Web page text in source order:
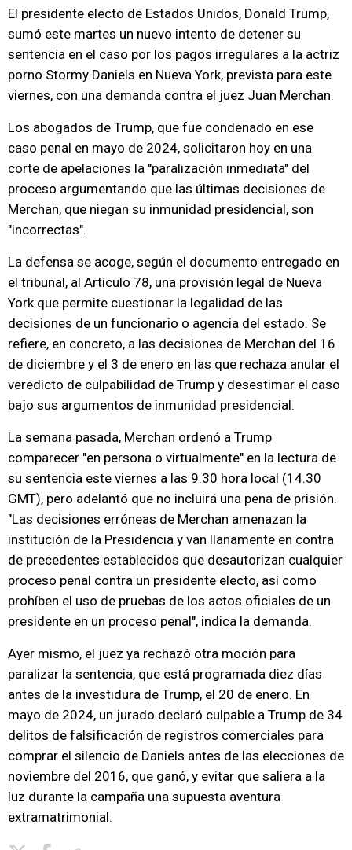
El presidente electo de Estados Unidos, Donald Trump,
sumó este martes un nuevo intento de detener su
sentencia en el caso por los pagos irregulares a la actriz
porno Stormy Daniels en Nueva York, prevista para este
viernes, con una demanda contra el juez Juan Merchan.
Los abogados de Trump, que fue condenado en ese
caso penal en mayo de 2024, solicitaron hoy en una
corte de apelaciones la "paralización inmediata" del
proceso argumentando que las últimas decisiones de
Merchan, que niegan su inmunidad presidencial, son
"incorrectas".
La defensa se acoge, según el documento entregado en
el tribunal, al Artículo 78, una provisión legal de Nueva
York que permite cuestionar la legalidad de las
decisiones de un funcionario o agencia del estado. Se
refiere, en concreto, a las decisiones de Merchan del 16
de diciembre y el 3 de enero en las que rechaza anular el
veredicto de culpabilidad de Trump y desestimar el caso
bajo sus argumentos de inmunidad presidencial.
La semana pasada, Merchan ordenó a Trump
comparecer "en persona o virtualmente" en la lectura de
su sentencia este viernes a las 9.30 hora local (14.30
GMT), pero adelantó que no incluirá una pena de prisión.
"Las decisiones erróneas de Merchan amenazan la
institución de la Presidencia y van llanamente en contra
de precedentes establecidos que desautorizan cualquier
proceso penal contra un presidente electo, así como
prohíben el uso de pruebas de los actos oficiales de un
presidente en un proceso penal", indica la demanda.
Ayer mismo, el juez ya rechazó otra moción para
paralizar la sentencia, que está programada diez días
antes de la investidura de Trump, el 20 de enero. En
mayo de 2024, un jurado declaró culpable a Trump de 34
delitos de falsificación de registros comerciales para
comprar el silencio de Daniels antes de las elecciones de
noviembre del 2016, que ganó, y evitar que saliera a la
luz durante la campaña una supuesta aventura
extramatrimonial.